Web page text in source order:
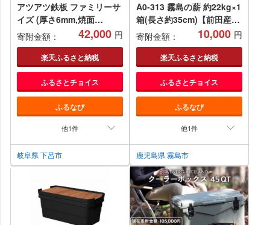
アツアツ鉄板 ファミリーサ
イズ (厚さ6mm,焼面
30cmx40cm) 1枚 バー
ベキュー アウトドア 下呂市
てっぱん おすすめ 手作り
鉄板 こだわり 鉄板焼き 鉄
寄附金額： 42,000 円
楽天ふるさと納税
ふるさとチョイス
ふるなび
他1件
岐阜県 下呂市
A0-313 霧島の薪 約22kg×1
箱(長さ約35cm)【前田産
業】霧島市 薪 キャンプ 焚
火 焚き火 BBQ アウトドア
薪ストーブ
寄附金額： 10,000 円
楽天ふるさと納税
ふるさとチョイス
ふるなび
他1件
鹿児島県 霧島市